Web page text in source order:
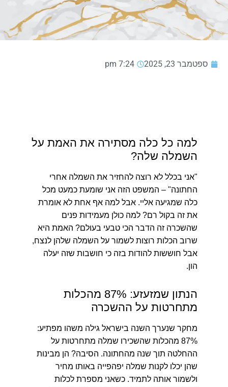
ספטמבר 23, 2025 7:24 pm
למה כל כלה מסתירה את האמת על
השמלה שלה?
"אני בכלל לא רוצה להחזיר את השמלה אחרי
החתונה" – המשפט הזה אני שומעת כמעט מכל
כלה שמגיעה אליי. אבל למה אף אחת לא אומרת
את זה בקול רם? למה כולן מעמידות פנים
שהשכרה זה הדבר הכי טבעי בעולם? האמת היא
שרוב הכלות רוצות לשמור על השמלה שלהן לנצח,
אבל חוששות להודות בזה כי חושבות שזה יעלה
הון.
הנתון שמזעזע: 87% מהכלות
מתחרטות על ההשכרה
מחקר שנערך השנה בישראל גילה משהו מפתיע:
87% מהכלות שהשכירו שמלה מתחרטות על
ההחלטה תוך שנה מהחתונה. הסיבה? הן מבינות
שהן יכלו לקנות שמלה יפהפייה באותו מחיר
ולשמור אותה לתמיד. כשאני מספרת לכלות